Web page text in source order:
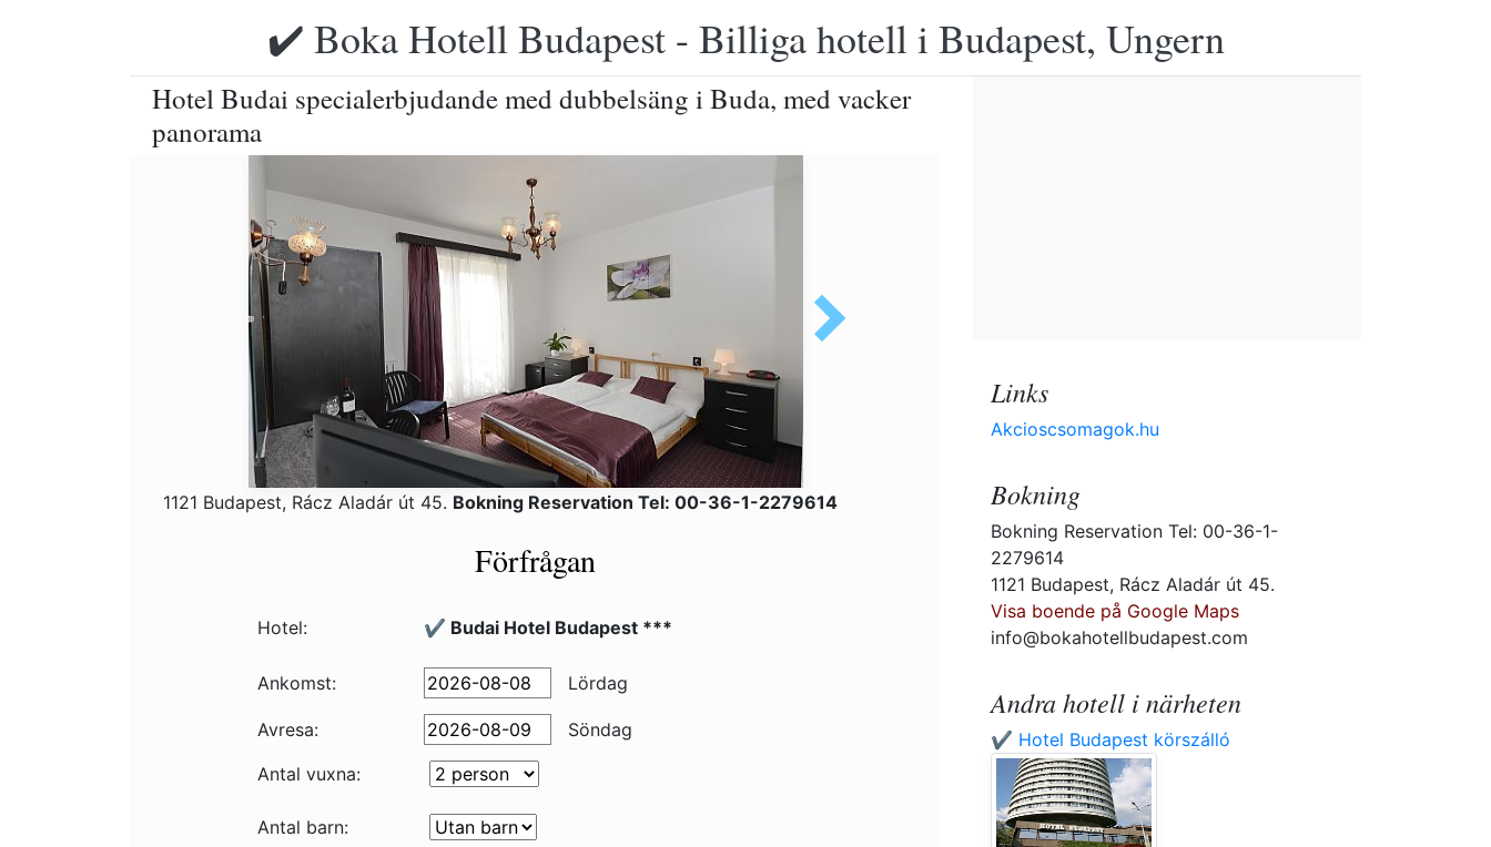
✔️ Boka Hotell Budapest - Billiga hotell i Budapest, Ungern
Hotel Budai specialerbjudande med dubbelsäng i Buda, med vacker
panorama
1121 Budapest, Rácz Aladár út 45. Bokning Reservation Tel: 00-36-1-2279614
Förfrågan
Hotel: ✔️ Budai Hotel Budapest ***
Ankomst: Lördag
Avresa:
Söndag
Antal vuxna:
Antal barn:
Links
Akcioscsomagok.hu
Bokning
Bokning Reservation Tel: 00-36-1-
2279614
1121 Budapest, Rácz Aladár út 45.
Visa boende på Google Maps
info@bokahotellbudapest.com
Andra hotell i närheten
✔️ Hotel Budapest körszálló